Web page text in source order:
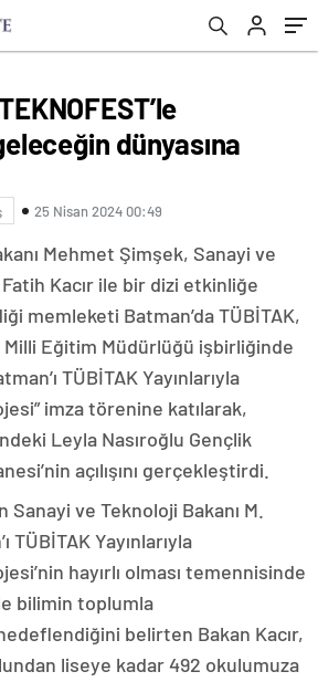
dünyasına
25 Nisan 2024 00:49
Mehmet Şimşek, Sanayi ve
Kacır ile bir dizi etkinliğe
memleketi Batman’da TÜBİTAK,
Milli Eğitim Müdürlüğü işbirliğinde
TÜBİTAK Yayınlarıyla
imza törenine katılarak,
Leyla Nasıroğlu Gençlik
açılışını gerçekleştirdi.
ve Teknoloji Bakanı M.
TÜBİTAK Yayınlarıyla
hayırlı olması temennisinde
bilimin toplumla
belirten Bakan Kacır,
liseye kadar 492 okulumuza